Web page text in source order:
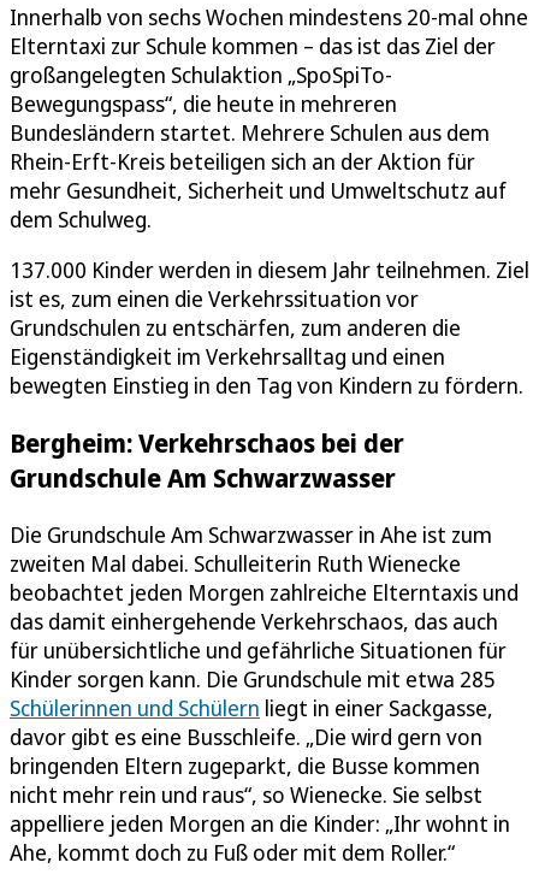
Innerhalb von sechs Wochen mindestens 20-mal ohne
Elterntaxi zur Schule kommen – das ist das Ziel der
großangelegten Schulaktion „SpoSpiTo-
Bewegungspass“, die heute in mehreren
Bundesländern startet. Mehrere Schulen aus dem
Rhein-Erft-Kreis beteiligen sich an der Aktion für
mehr Gesundheit, Sicherheit und Umweltschutz auf
dem Schulweg.
137.000 Kinder werden in diesem Jahr teilnehmen. Ziel
ist es, zum einen die Verkehrssituation vor
Grundschulen zu entschärfen, zum anderen die
Eigenständigkeit im Verkehrsalltag und einen
bewegten Einstieg in den Tag von Kindern zu fördern.
Bergheim: Verkehrschaos bei der
Grundschule Am Schwarzwasser
Die Grundschule Am Schwarzwasser in Ahe ist zum
zweiten Mal dabei. Schulleiterin Ruth Wienecke
beobachtet jeden Morgen zahlreiche Elterntaxis und
das damit einhergehende Verkehrschaos, das auch
für unübersichtliche und gefährliche Situationen für
Kinder sorgen kann. Die Grundschule mit etwa 285
Schülerinnen und Schülern liegt in einer Sackgasse,
davor gibt es eine Busschleife. „Die wird gern von
bringenden Eltern zugeparkt, die Busse kommen
nicht mehr rein und raus“, so Wienecke. Sie selbst
appelliere jeden Morgen an die Kinder: „Ihr wohnt in
Ahe, kommt doch zu Fuß oder mit dem Roller.“